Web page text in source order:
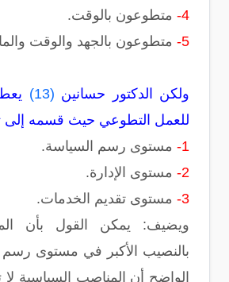
4- متطوعون بالوقت.
5- متطوعون بالجهد والوقت
ولكن الدكتور حسانين (13)
للعمل التطوعي حيث قسمه إلى
1-
مستوى رسم السياسة.
2- مستوى الإدارة.
3- مستوى تقديم الخدمات.
ويضيف: يمكن القول بأن
بالنصيب الأكبر في مستوى
الواضح أن المناصب السياسية لا